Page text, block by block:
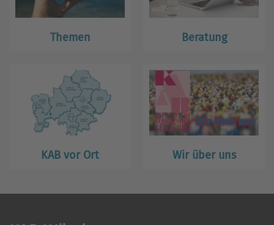
Themen Beratung
KAB vor Ort Wir über uns